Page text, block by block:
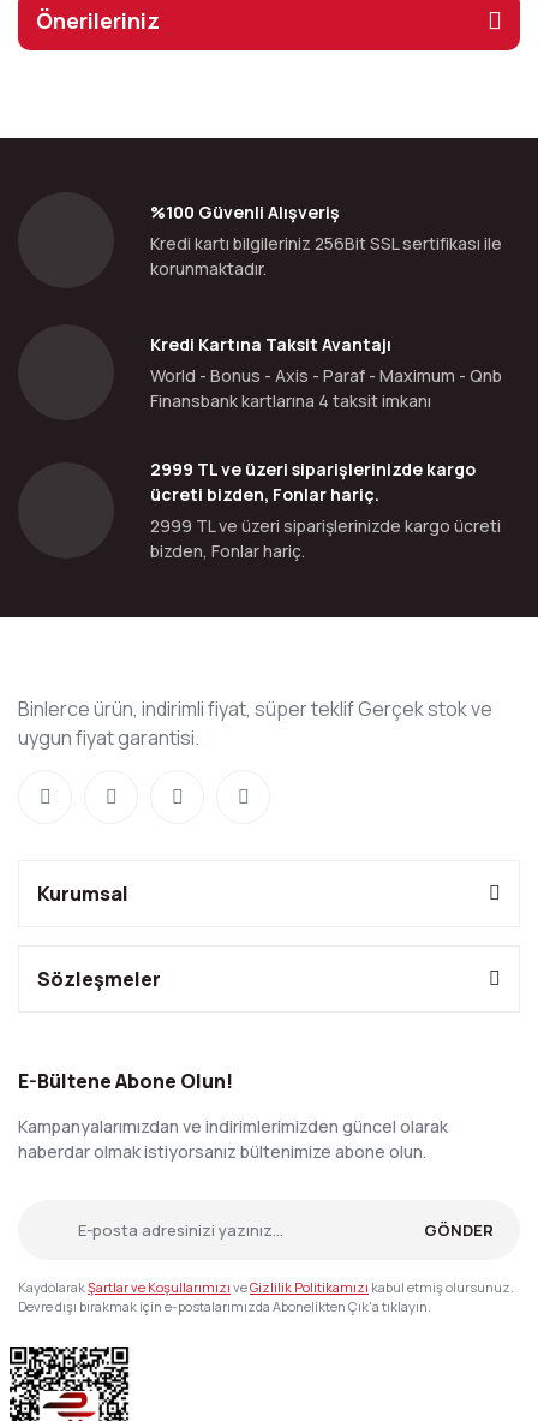
Önerileriniz
%100 Güvenli Alışveriş
Kredi kartı bilgileriniz 256Bit SSL sertifikası ile
korunmaktadır.
Kredi Kartına Taksit Avantajı
World - Bonus - Axis - Paraf - Maximum - Qnb
Finansbank kartlarına 4 taksit imkanı
2999 TL ve üzeri siparişlerinizde kargo
ücreti bizden, Fonlar hariç.
2999 TL ve üzeri siparişlerinizde kargo ücreti
bizden, Fonlar hariç.
Binlerce ürün, indirimli fiyat, süper teklif Gerçek stok ve
uygun fiyat garantisi.
Kurumsal
Sözleşmeler
E-Bültene Abone Olun!
Kampanyalarımızdan ve indirimlerimizden güncel olarak
haberdar olmak istiyorsanız bültenimize abone olun.
GÖNDER
KaydolarakŞartlar ve Koşullarımızı veGizlilik Politikamızı kabul etmiş olursunuz.
Devre dışı bırakmak için e-postalarımızda Abonelikten Çık'a tıklayın.